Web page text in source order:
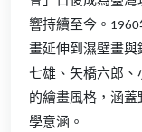
響持續至今。
畫延伸到濕壁畫與
七雄、矢橋六郎、
的繪畫風格，涵
學意涵。